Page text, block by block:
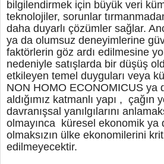
bilgilendirmek için büyük veri
teknolojiler, sorunlar
daha duyarlı çözümler sağlar.
ya da olumsuz deneyimlerine
faktörlerin göz ardı edilmesine
nedeniyle satışlarda bir düşüş
etkileyen temel duyguları veya
NON HOMO ECONOMICUS ya
aldığımız katmanlı yapı ,
davranışsal yanılgılarını
olmayınca küresel ekonomik ya
olmaksızın ülke ekonomilerini
edilmeyecektir.